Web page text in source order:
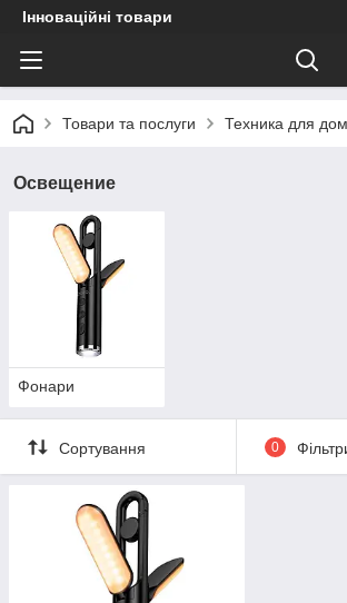
Інноваційні товари
Товари та послуги Техника для
Освещение
Фонари
Сортування 0